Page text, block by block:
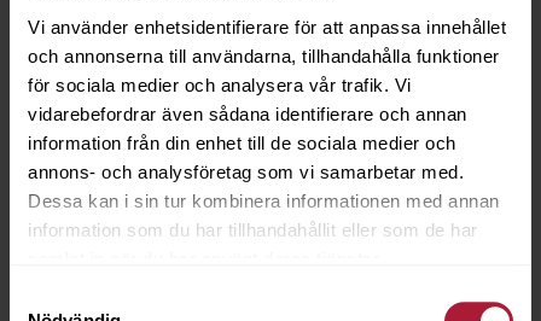
Vi använder enhetsidentifierare för att anpassa innehållet
och annonserna till användarna, tillhandahålla funktioner
för sociala medier och analysera vår trafik. Vi
vidarebefordrar även sådana identifierare och annan
information från din enhet till de sociala medier och
annons- och analysföretag som vi samarbetar med.
Dessa kan i sin tur kombinera informationen med annan
information som du har tillhandahållit eller som de har
Agora ARTISAN Roca